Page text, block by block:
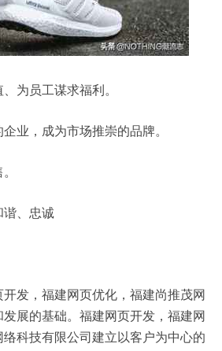
为员工谋求福利。
业，成为市场推崇的品牌。
谐、忠诚
发，福建网页优化，福建尚推茂网
展的基础。福建网页开发，福建网
科技有限公司建立以客户为中心的